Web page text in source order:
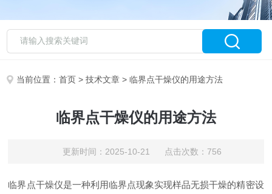
当前位置：首页 >技术文章 > 临界点干燥仪的用途方法
临界点干燥仪的用途方法
更新时间：2025-10-21 点击次数：756
临界点干燥仪是一种利用临界点现象实现样品无损干燥的精密设